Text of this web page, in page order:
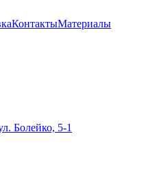
КонтактыМатериалы
Болейко, 5-1